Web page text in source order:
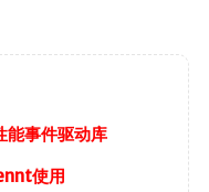
能事件驱动库
使用